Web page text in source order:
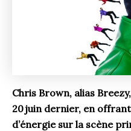
Chris Brown, alias
20 juin dernier, en
d’énergie sur la scène